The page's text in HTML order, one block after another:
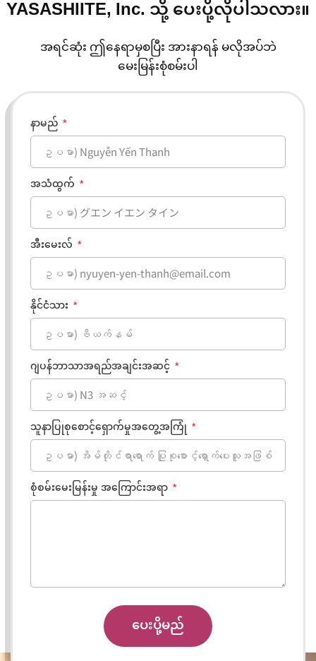
YASASHIITE, Inc. သို့ ပေးပို့လိုပါသလား။
အရင်ဆုံး ဤနေရာမှစပြီး အားနာရန် မလိုအပ်ဘဲ
မေးမြန်းစုံစမ်းပါ
နာမည်
အသံထွက်
အီးမေးလ်
နိုင်ငံသား
ဂျပန်ဘာသာအရည်အချင်းအဆင့်
သူနာပြုစုစောင့်ရှောက်မှုအတွေ့အကြုံ
စုံစမ်းမေးမြန်းမှု အကြောင်းအရာ
ပေးပို့မည်